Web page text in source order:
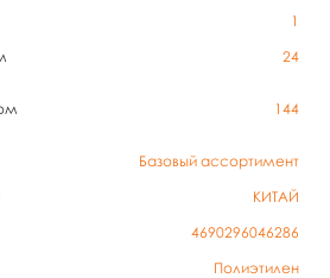
1
24
144
Базовый ассортимент
КИТАЙ
4690296046286
Полиэтилен